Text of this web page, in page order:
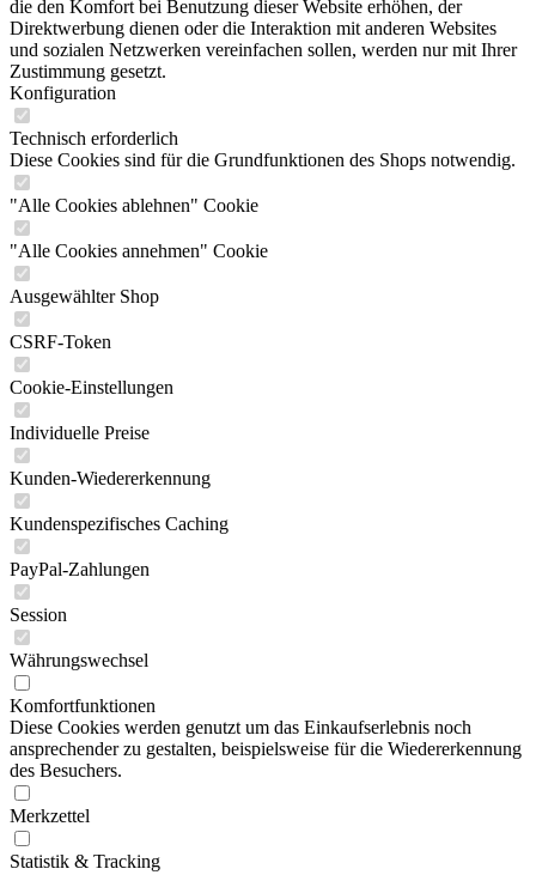
die den Komfort bei Benutzung dieser Website erhöhen, der
Direktwerbung dienen oder die Interaktion mit anderen Websites
und sozialen Netzwerken vereinfachen sollen, werden nur mit Ihrer
Zustimmung gesetzt.
Konfiguration
Technisch erforderlich
Diese Cookies sind für die Grundfunktionen des Shops notwendig.
"Alle Cookies ablehnen" Cookie
"Alle Cookies annehmen" Cookie
Ausgewählter Shop
CSRF-Token
Cookie-Einstellungen
Individuelle Preise
Kunden-Wiedererkennung
Kundenspezifisches Caching
PayPal-Zahlungen
Session
Währungswechsel
Komfortfunktionen
Diese Cookies werden genutzt um das Einkaufserlebnis noch
ansprechender zu gestalten, beispielsweise für die Wiedererkennung
des Besuchers.
Merkzettel
Statistik & Tracking